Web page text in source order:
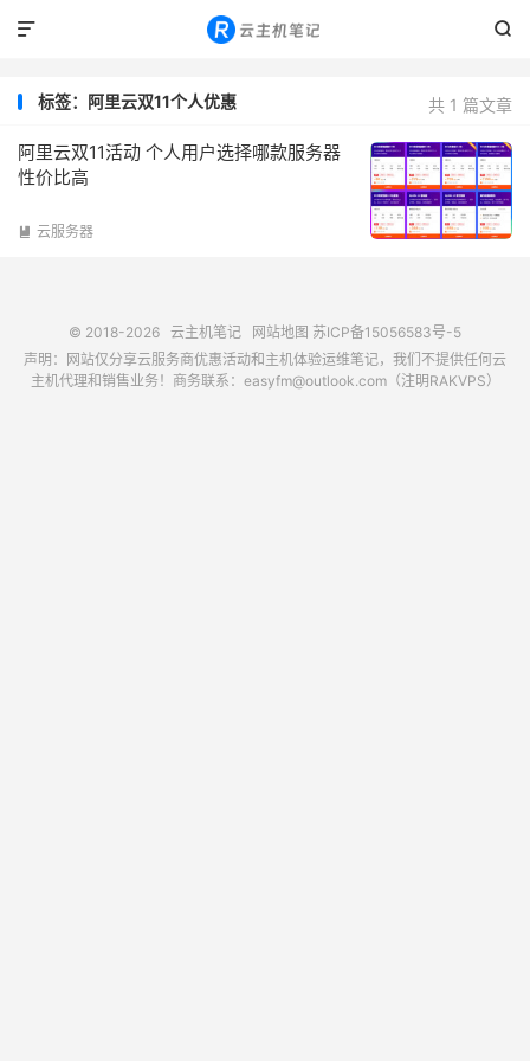


共 1 篇文章
标签：阿里云双11个人优惠
阿里云双11活动 个人用户选择哪款服务器
性价比高
 云服务器
© 2018-2026 云主机笔记 网站地图 苏ICP备15056583号-5
声明：网站仅分享云服务商优惠活动和主机体验运维笔记，我们不提供任何云
主机代理和销售业务！商务联系：easyfm@outlook.com（注明RAKVPS）